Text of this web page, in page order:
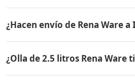
todo el Perú. Contáctame por
el precio actual, promociones
de pago en cuotas desde el 10%
¿Hacen envío de Rena Ware a
a Ica, Ica y a todo el Perú. El
¿Olla de 2.5 litros Rena Ware